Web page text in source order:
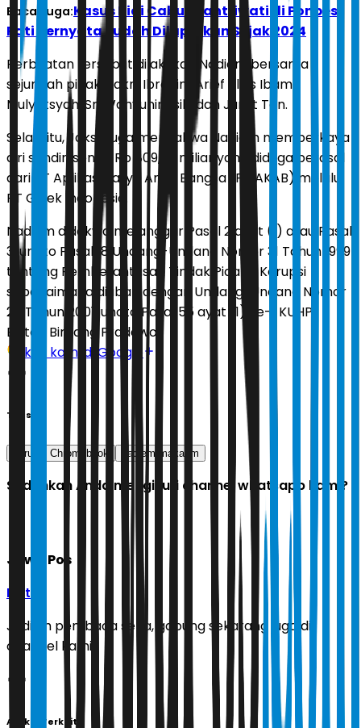
Baca Juga:Kasus Kiai Cabuli Santriwati di Ponpes
Pati Ternyata Sudah Dilaporkan Sejak 2024
Perbuatan tersebut dilakukan Nadiem bersama
sejumlah pihak, yakni Ibrahim Arief alias Ibam,
Mulyatsyah, Sri Wahyuningsih, dan Jurist Tan.
Selain itu, Jaksa juga mendakwa Nadiem memperkaya
diri sendiri senilai Rp 809,59 miliar yang diduga berasal
dari PT Aplikasi Karya Anak Bangsa (PT AKAB) melalui
PT Gojek Indonesia.
Nadiem didakwa melanggar Pasal 2 ayat (1) atau Pasal
3 juncto Pasal 18 Undang-Undang Nomor 31 Tahun 1999
tentang Pemberantasan Tindak Pidana Korupsi
sebagaimana diubah dengan Undang-Undang Nomor
20 Tahun 2001 juncto Pasal 55 ayat (1) ke-1 KUHP.
Editor: Bintang Pradewo
Ikuti kami di Google
Tags
korupsi Chromebook nadiem makarim
Sudahkah Anda mengikuti channel whatsapp kami?
Jawa Pos
Ikuti
Jadilah pembaca setia, gabung sekarang juga di
channel kami!
Artikel Terkait